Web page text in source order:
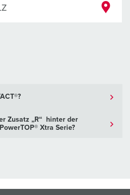
Zusatz „R“ hinter der
Xtra Serie?